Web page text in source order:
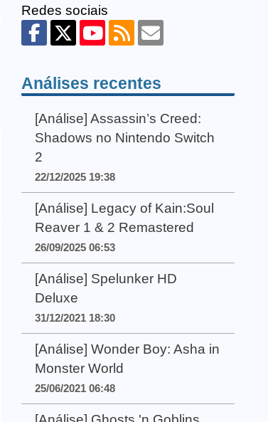
Redes sociais
Análises recentes
[Análise] Assassin’s Creed:
Shadows no Nintendo Switch
2
22/12/2025 19:38
[Análise] Legacy of Kain:Soul
Reaver 1 & 2 Remastered
26/09/2025 06:53
[Análise] Spelunker HD
Deluxe
31/12/2021 18:30
[Análise] Wonder Boy: Asha in
Monster World
25/06/2021 06:48